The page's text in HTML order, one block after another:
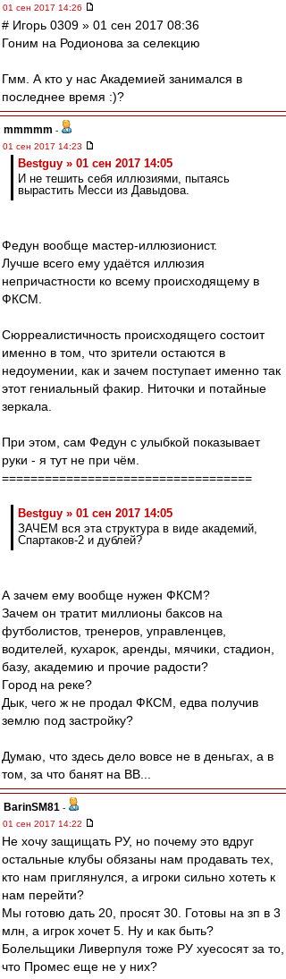
01 сен 2017 14:26
# Игорь 0309 » 01 сен 2017 08:36
Гоним на Родионова за селекцию
Гмм. А кто у нас Академией занимался в
последнее время :)?
mmmmm -
01 сен 2017 14:23
Bestguy » 01 сен 2017 14:05
И не тешить себя иллюзиями, пытаясь
вырастить Месси из Давыдова.
Федун вообще мастер-иллюзионист.
Лучше всего ему удаётся иллюзия
непричастности ко всему происходящему в
ФКСМ.
Сюрреалистичность происходящего состоит
именно в том, что зрители остаются в
недоумении, как и зачем поступает именно так
этот гениальный факир. Ниточки и потайные
зеркала.
При этом, сам Федун с улыбкой показывает
руки - я тут не при чём.
===================================
Bestguy » 01 сен 2017 14:05
ЗАЧЕМ вся эта структура в виде академий,
Спартаков-2 и дублей?
А зачем ему вообще нужен ФКСМ?
Зачем он тратит миллионы баксов на
футболистов, тренеров, управленцев,
водителей, кухарок, аренды, мячики, стадион,
базу, академию и прочие радости?
Город на реке?
Дык, чего ж не продал ФКСМ, едва получив
землю под застройку?
Думаю, что здесь дело вовсе не в деньгах, а в
том, за что банят на ВВ...
BarinSM81 -
01 сен 2017 14:22
Не хочу защищать РУ, но почему это вдруг
остальные клубы обязаны нам продавать тех,
кто нам приглянулся, а игроки сильно хотеть к
нам перейти?
Мы готовю дать 20, просят 30. Готовы на зп в 3
млн, а игрок хочет 5. Ну и как быть?
Болельщики Ливерпуля тоже РУ хуесосят за то,
что Промес еще не у них?